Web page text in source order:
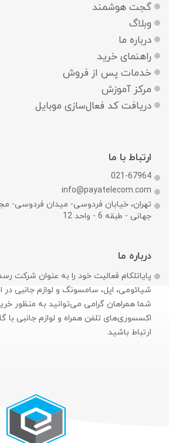
گجت هوشمند
وبلاگ
درباره ما
راهنمای خرید
خدمات پس از فروش
مرکز آموزش
دریافت کد فعال‌سازی موبایل
ارتباط با ما
021-67964
info@payatelecom.com
تهران، خیابان فردوسی- میدان فردوسی-
جهانی - طبقه 6 - واحد 12
درباره ما
پایاتلکام فعالیت خود را به عنوان شرکت
شیائومی، اپل، سامسونگ و لوازم جانبی در
شما همراهان گرامی می‌توانید به منظور
اکسسوری‌های تلفن همراه و لوازم جانبی با
ارتباط باشید.